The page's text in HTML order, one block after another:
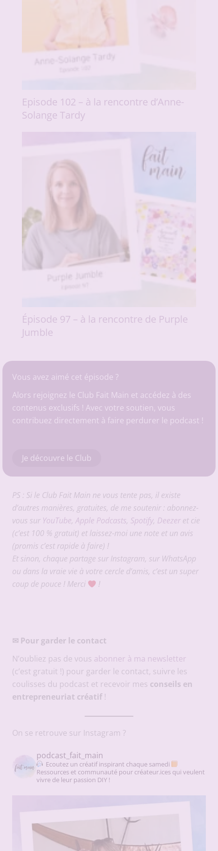
Episode 102 – à la rencontre d’Anne-
Solange Tardy
Épisode 97 – à la rencontre de Purple
Jumble
Vous avez aimé cet épisode ?
Alors rejoignez le Club Fait Main et accédez à des
contenus exclusifs ! Avec votre soutien, vous
contribuez directement à faire perdurer le podcast !
Je découvre le Club
PS : Si le Club Fait Main ne vous tente pas, il existe
d’autres manières, gratuites, de me soutenir : abonnez-
vous sur YouTube, Apple Podcasts, Spotify, Deezeret cie
(c’est 100 % gratuit) et laissez-moi une note et un avis
(promis c’est rapide à faire) !
Et sinon, chaque partage sur Instagram, sur WhatsApp
ou dans la vraie vie à votre cercle d’amis, c’est un super
coup de pouce ! Merci
!
✉ Pour garder le contact
N’oubliez pas de vous abonner à ma newsletter
(c’est gratuit !) pour garder le contact, suivre les
coulisses du podcast et recevoir mes conseils en
entrepreneuriat créatif!
On se retrouve sur Instagram ?
podcast_fait_main
Ecoutez un créatif inspirant chaque samedi
Ressources et communauté pour créateur.ices qui veulent
vivre de leur passion DIY !